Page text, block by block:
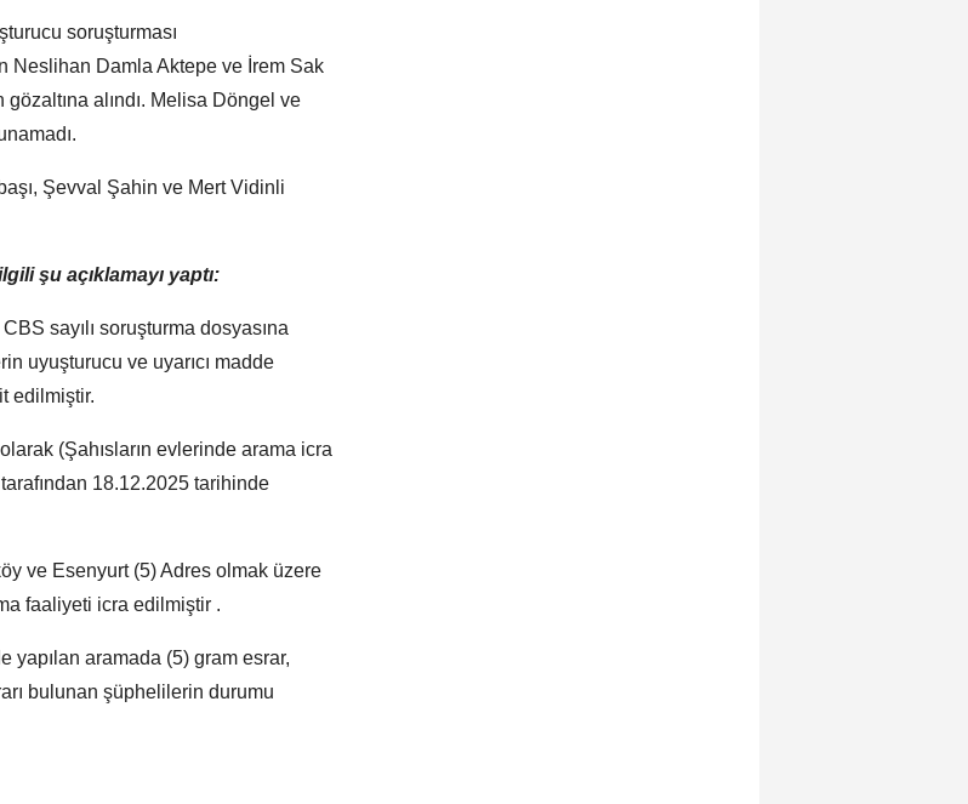
soruşturması
Neslihan Damla Aktepe ve İrem Sak
alındı. Melisa Döngel ve
Şevval Şahin ve Mert Vidinli
şu açıklamayı yaptı:
sayılı soruşturma dosyasına
uyuşturucu ve uyarıcı madde
edilmiştir.
(Şahısların evlerinde arama icra
18.12.2025 tarihinde
ve Esenyurt (5) Adres olmak üzere
faaliyeti icra edilmiştir .
yapılan aramada (5) gram esrar,
bulunan şüphelilerin durumu